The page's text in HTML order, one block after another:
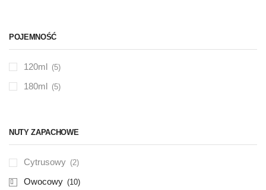
POJEMNOŚĆ
120ml (5)
180ml (5)
NUTY ZAPACHOWE
Cytrusowy (2)
Owocowy (10)